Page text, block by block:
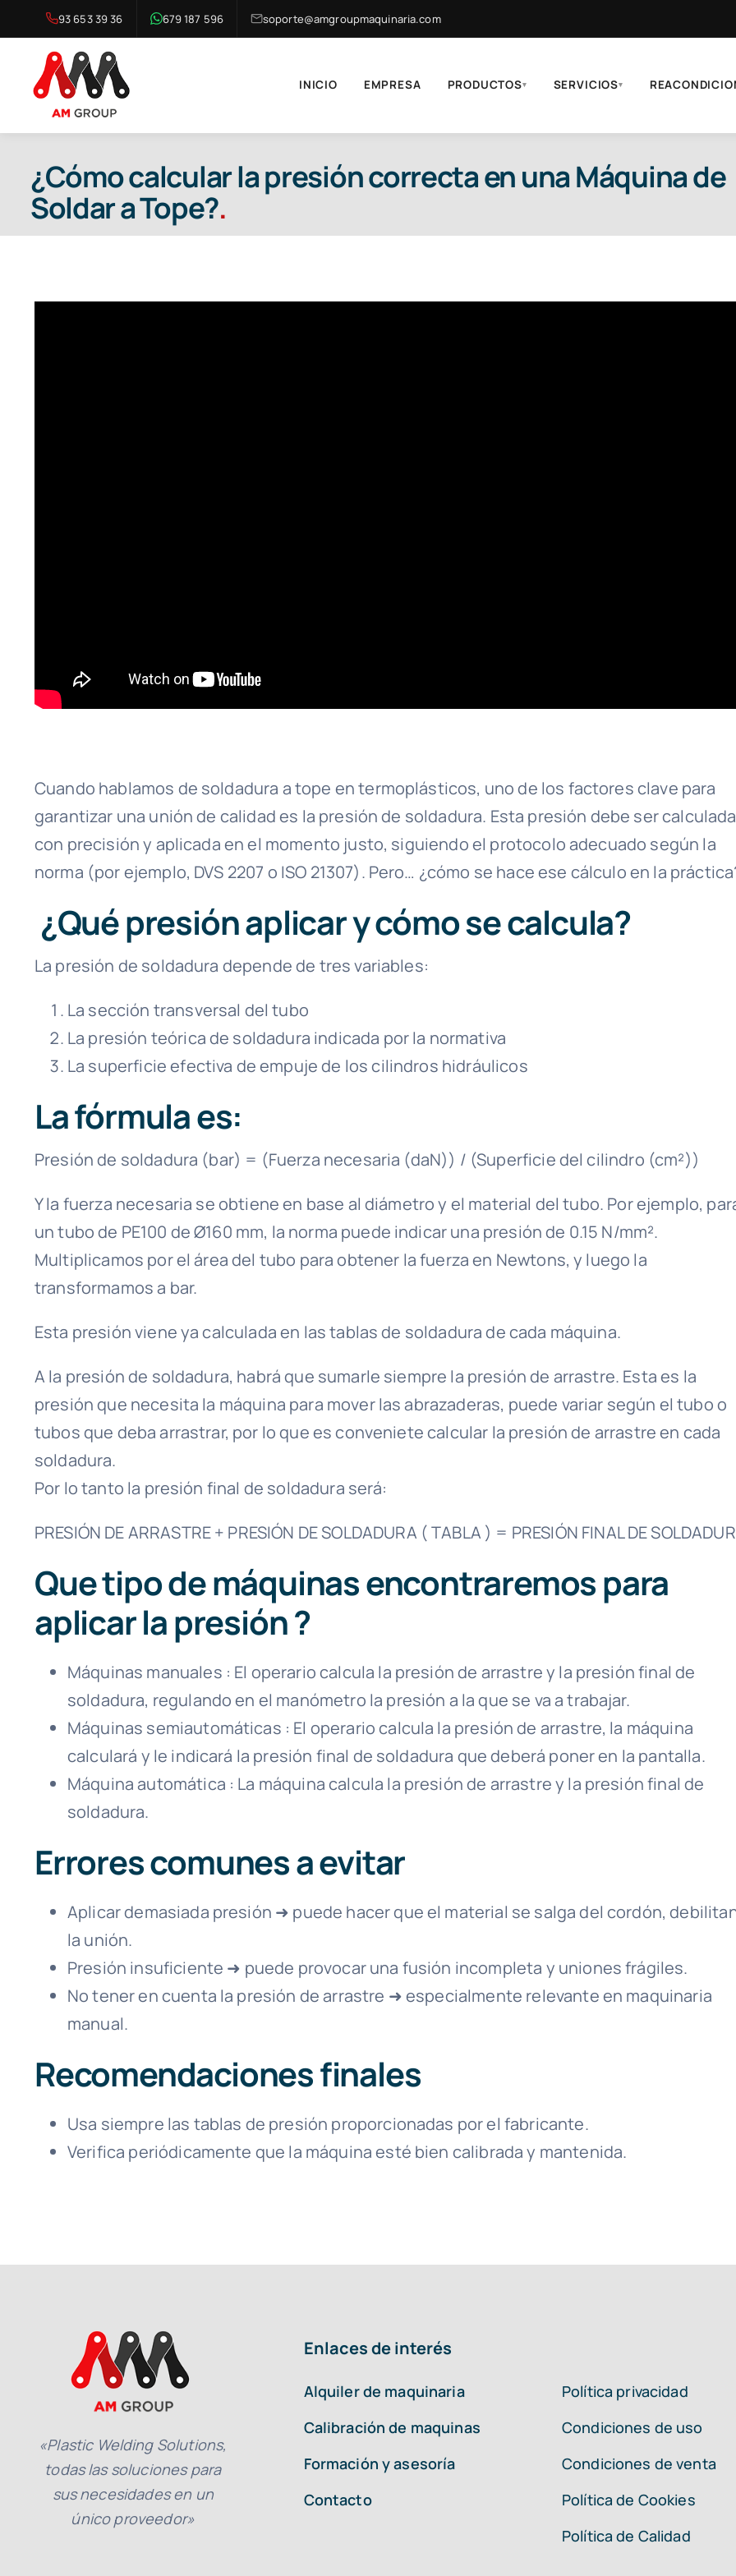
al
contenido
93 653 39 36 679 187 596 soporte@amgroupmaquinaria.com
INICIO EMPRESA PRODUCTOS▾ SERVICIOS▾
¿Cómo calcular la presión correcta en una Máquina de
Soldar a Tope?.
Cuando hablamos de soldadura a tope en termoplásticos, uno de los factores clave para
garantizar una unión de calidad es la presión de soldadura. Esta presión debe ser calculada
con precisión y aplicada en el momento justo, siguiendo el protocolo adecuado según la
norma (por ejemplo, DVS 2207 o ISO 21307). Pero… ¿cómo se hace ese cálculo en la
¿Qué presión aplicar y cómo se calcula?
La presión de soldadura depende de tres variables:
La sección transversal del tubo
La presión teórica de soldadura indicada por la normativa
La superficie efectiva de empuje de los cilindros hidráulicos
La fórmula es:
Presión de soldadura (bar) = (Fuerza necesaria (daN)) / (Superficie del cilindro (cm²))
Y la fuerza necesaria se obtiene en base al diámetro y el material del tubo. Por ejemplo,
un tubo de PE100 de Ø160 mm, la norma puede indicar una presión de 0.15 N/mm².
Multiplicamos por el área del tubo para obtener la fuerza en Newtons, y luego la
transformamos a bar.
Esta presión viene ya calculada en las tablas de soldadura de cada máquina.
A la presión de soldadura, habrá que sumarle siempre la presión de arrastre. Esta es la
presión que necesita la máquina para mover las abrazaderas, puede variar según el tubo o
tubos que deba arrastrar, por lo que es conveniete calcular la presión de arrastre en cada
soldadura.
Por lo tanto la presión final de soldadura será:
PRESIÓN DE ARRASTRE + PRESIÓN DE SOLDADURA ( TABLA ) = PRESIÓN FINAL DE
Que tipo de máquinas encontraremos para
aplicar la presión ?
Máquinas manuales : El operario calcula la presión de arrastre y la presión final de
soldadura, regulando en el manómetro la presión a la que se va a trabajar.
Máquinas semiautomáticas : El operario calcula la presión de arrastre, la máquina
calculará y le indicará la presión final de soldadura que deberá poner en la pantalla.
Máquina automática : La máquina calcula la presión de arrastre y la presión final de
soldadura.
Errores comunes a evitar
Aplicar demasiada presión ➜ puede hacer que el material se salga del cordón,
la unión.
Presión insuficiente ➜ puede provocar una fusión incompleta y uniones frágiles.
No tener en cuenta la presión de arrastre ➜ especialmente relevante en maquinaria
manual.
Recomendaciones finales
Usa siempre las tablas de presión proporcionadas por el fabricante.
Verifica periódicamente que la máquina esté bien calibrada y mantenida.
«Plastic Welding Solutions,
todas las soluciones para
sus necesidades en un
único proveedor»
Enlaces de interés
Alquiler de maquinaria
Calibración de maquinas
Formación y asesoría
Contacto
Política privacidad
Condiciones de uso
Condiciones de venta
Política de Cookies
Política de Calidad